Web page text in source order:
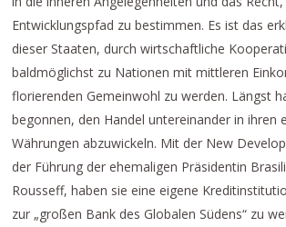
Entwicklungspfad zu bestimmen. Es ist das
dieser Staaten, durch wirtschaftliche
baldmöglichst zu Nationen mit mittleren
florierenden Gemeinwohl zu werden. Längst
begonnen, den Handel untereinander in ihren
Währungen abzuwickeln. Mit der New
der Führung der ehemaligen Präsidentin
Rousseff, haben sie eine eigene
zur „großen Bank des Globalen Südens“ zu